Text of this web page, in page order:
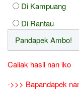
Di Kampuang
Di Rantau
Caliak hasil nan iko
->>> Bapandapek